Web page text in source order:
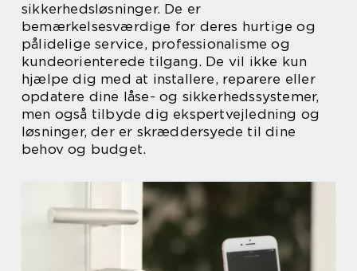
sikkerhedsløsninger. De er
bemærkelsesværdige for deres hurtige og
pålidelige service, professionalisme og
kundeorienterede tilgang. De vil ikke kun
hjælpe dig med at installere, reparere eller
opdatere dine låse- og sikkerhedssystemer,
men også tilbyde dig ekspertvejledning og
løsninger, der er skræddersyede til dine
behov og budget.